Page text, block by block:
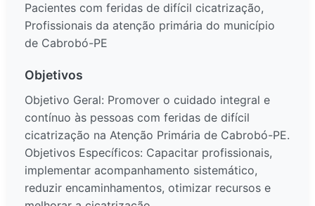
Pacientes com feridas de difícil cicatrização,
Profissionais da atenção primária do município
de Cabrobó-PE
Objetivos
Objetivo Geral: Promover o cuidado integral e
contínuo às pessoas com feridas de difícil
cicatrização na Atenção Primária de Cabrobó-PE.
Objetivos Específicos: Capacitar profissionais,
implementar acompanhamento sistemático,
reduzir encaminhamentos, otimizar recursos e